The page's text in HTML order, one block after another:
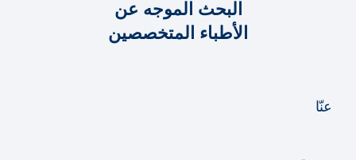
البحث الموجه عن
الأطباء المتخصصين
عنّا